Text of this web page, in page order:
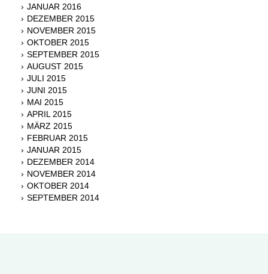
JANUAR 2016
DEZEMBER 2015
NOVEMBER 2015
OKTOBER 2015
SEPTEMBER 2015
AUGUST 2015
JULI 2015
JUNI 2015
MAI 2015
APRIL 2015
MÄRZ 2015
FEBRUAR 2015
JANUAR 2015
DEZEMBER 2014
NOVEMBER 2014
OKTOBER 2014
SEPTEMBER 2014